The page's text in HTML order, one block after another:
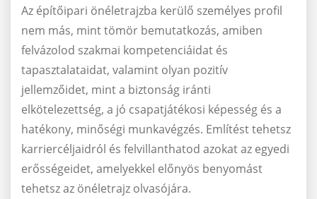
Az építőipari önéletrajzba kerülő személyes profil
nem más, mint tömör bemutatkozás, amiben
felvázolod szakmai kompetenciáidat és
tapasztalataidat, valamint olyan pozitív
jellemzőidet, mint a biztonság iránti
elkötelezettség, a jó csapatjátékosi képesség és a
hatékony, minőségi munkavégzés. Említést tehetsz
karriercéljaidról és felvillanthatod azokat az egyedi
erősségeidet, amelyekkel előnyös benyomást
tehetsz az önéletrajz olvasójára.